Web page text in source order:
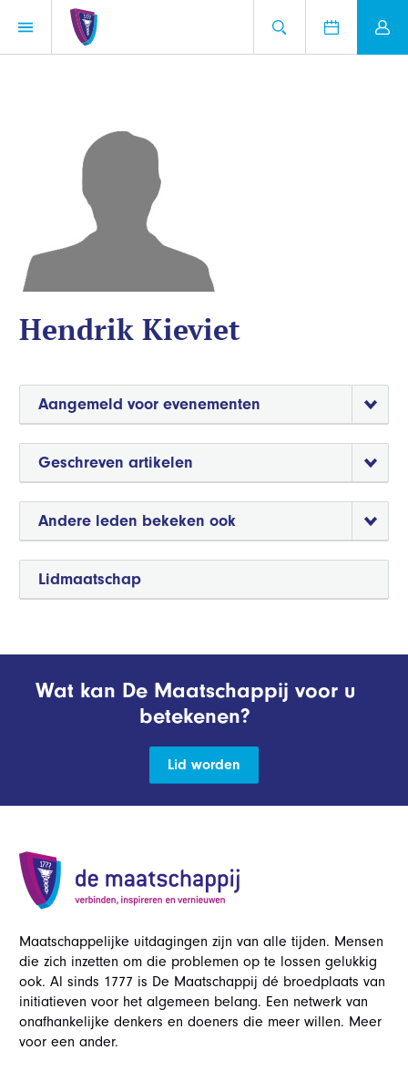
Lidmaatschap
Hendrik Kieviet
Aangemeld voor evenementen
Geschreven artikelen
Andere leden bekeken ook
Wat kan De Maatschappij voor u
betekenen?
Lid worden
Maatschappelijke uitdagingen zijn van alle tijden. Mensen
die zich inzetten om die problemen op te lossen gelukkig
ook. Al sinds 1777 is De Maatschappij dé broedplaats van
initiatieven voor het algemeen belang. Een netwerk van
onafhankelijke denkers en doeners die meer willen. Meer
voor een ander.